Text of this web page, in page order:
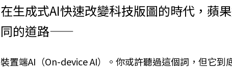
在生成式AI快速改變科技版圖的時代，蘋
同的道路——
裝置端AI（On-device AI）。你或許聽過這個詞，但它